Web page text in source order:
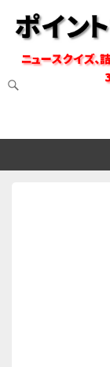
ポイント